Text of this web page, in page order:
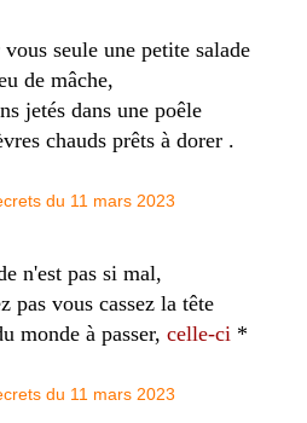
seule une petite salade
de mâche,
jetés dans une poêle
chauds prêts à dorer .
n'est pas si mal,
pas vous cassez la tête
monde à passer, celle-ci *